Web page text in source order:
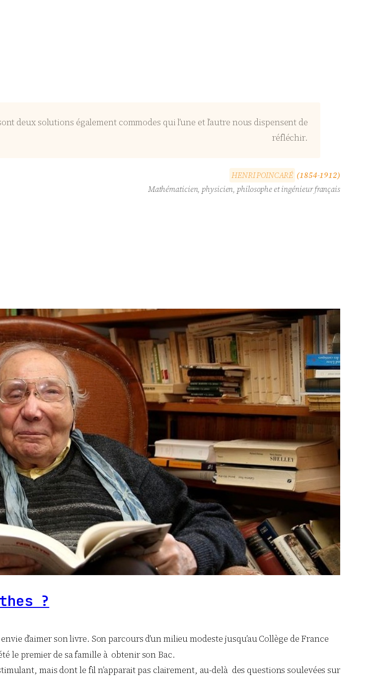
deux solutions également commodes qui l’une et l’autre nous dispensent de
réfléchir.
HENRIPOINCARÉ (1854-1912)
Mathématicien, physicien, philosophe et ingénieur français
?
d’aimer son livre. Son parcours d’un milieu modeste jusqu’au Collège de France
le premier de sa famille à obtenir son Bac.
mais dont le fil n’apparait pas clairement, au-delà des questions soulevées sur